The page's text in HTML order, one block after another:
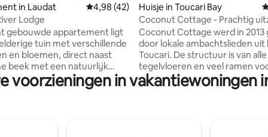
in Laudat Gemiddelde beoordeling van 4,98 uit 5, 42
4,98 (42)
Lodge
gebouwde appartement ligt
tuin met verschillende
en bloemen, direct naast
beek met een natuurlijk
Lokale houten meubels en
veranda met mozaïektegels
Huisje in Toucari Bay
Coconut Cottage - Prachtig
de oceaan
Coconut Cottage werd in 2013
door lokale ambachtslieden
Toucari. De structuur is van
tegelvloeren en veel ramen
daglicht. Prachtig uitzicht op
wacht op je! Er is een korte
zwemmen zijn slechts een paar
voorzieningen in vakantiewoningen